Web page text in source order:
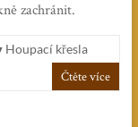
zachránit.
Houpací křesla
Čtěte více